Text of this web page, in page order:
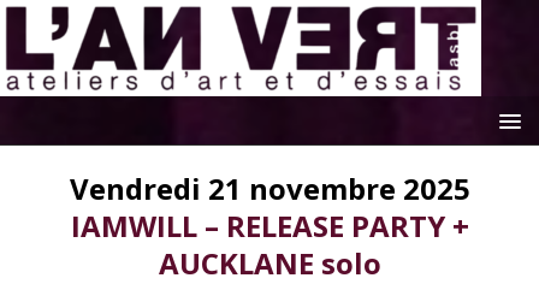
Vendredi 21 novembre 2025
IAMWILL – RELEASE PARTY +
AUCKLANE solo